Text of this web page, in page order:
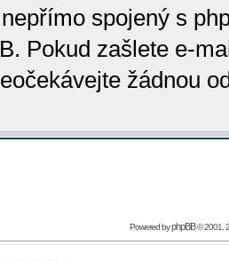
spojený s
Pokud zašlete e-
žádnou
Powered byphpBB© 2001,